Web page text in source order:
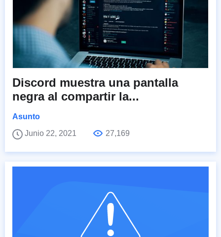
Discord muestra una pantalla
negra al compartir la...
Asunto
Junio 22, 2021
27,169